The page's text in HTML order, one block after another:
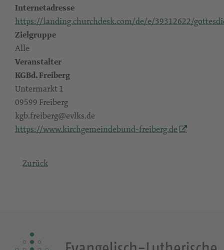
Internetadresse
https://landing.churchdesk.com/de/e/39312622/
Zielgruppe
Alle
Veranstalter
KGBd. Freiberg
Untermarkt 1
09599 Freiberg
kgb.freiberg@evlks.de
https://www.kirchgemeindebund-freiberg.de
Zurück